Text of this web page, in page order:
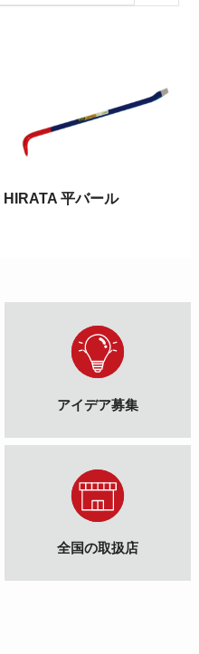
HIRATA 平バール
アイデア募集
全国の取扱店